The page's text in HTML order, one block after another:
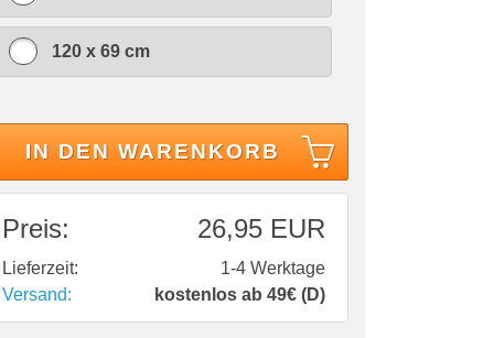
120 x 69 cm
IN DEN WARENKORB
Preis: 26,95 EUR
Lieferzeit:
1-4 Werktage
Versand:
kostenlos ab 49€ (D)